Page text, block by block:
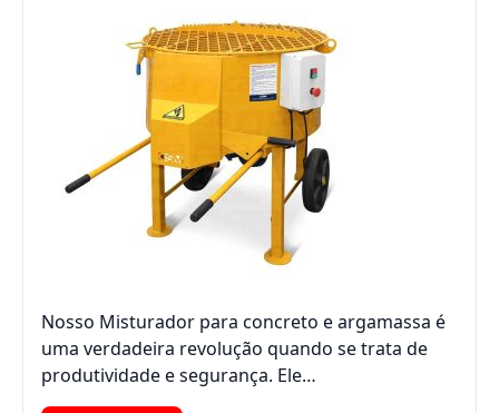
Nosso Misturador para concreto e argamassa é
uma verdadeira revolução quando se trata de
produtividade e segurança. Ele…